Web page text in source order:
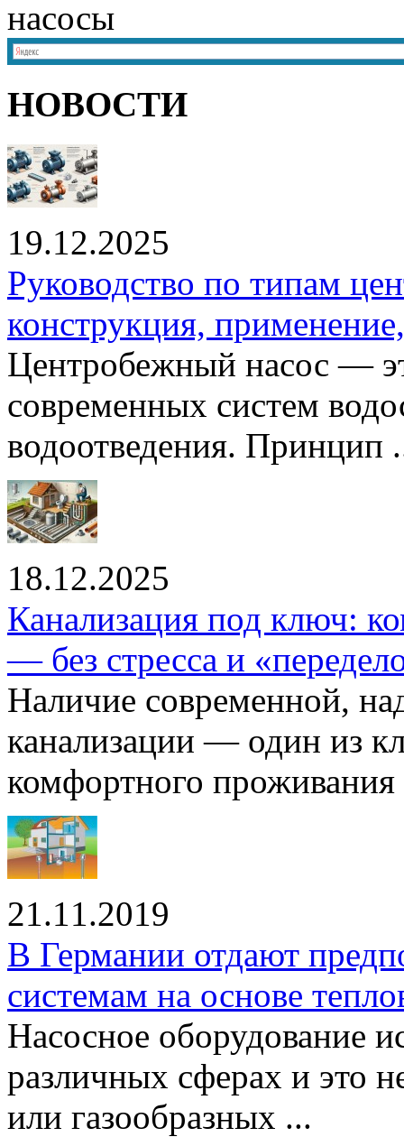
НОВОСТИ
19.12.2025
Руководство по типам
конструкция,
Центробежный насос —
современных систем
водоотведения. Принцип
18.12.2025
Канализация под ключ:
— без стресса и
Наличие современной,
канализации — один из
комфортного проживания
21.11.2019
В Германии отдают
системам на основе
Насосное оборудование
различных сферах и это
или газообразных ...